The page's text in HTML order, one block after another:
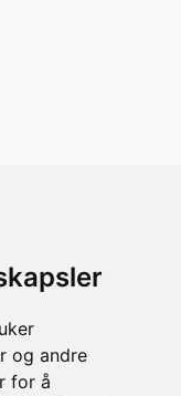
og andre
for å